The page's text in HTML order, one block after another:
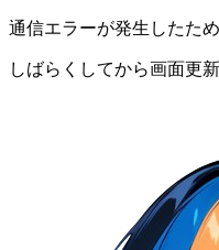
通信エラーが発生したため
しばらくしてから画面更